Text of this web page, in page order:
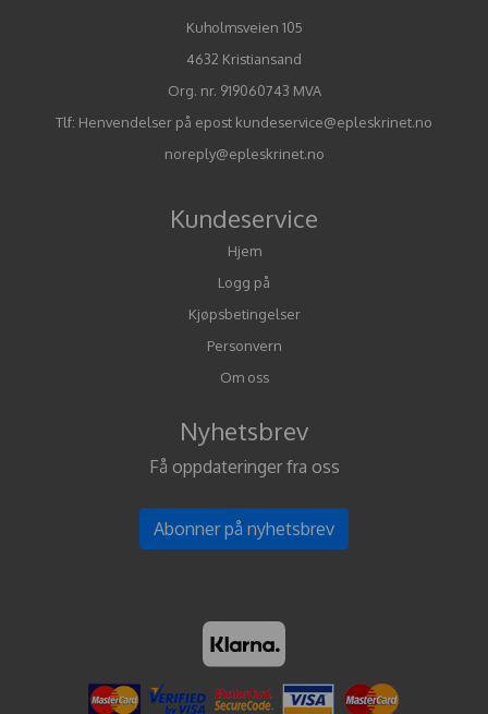
Kuholmsveien 105
4632 Kristiansand
Org. nr. 919060743 MVA
Tlf: Henvendelser på epost kundeservice@epleskrinet.no
noreply@epleskrinet.no
Kundeservice
Hjem
Logg på
Kjøpsbetingelser
Personvern
Om oss
Nyhetsbrev
Få oppdateringer fra oss
Abonner på nyhetsbrev